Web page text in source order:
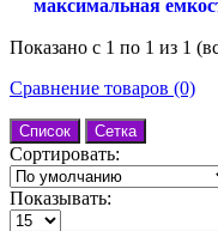
максимальная
Показано с 1 по 1 из 1
Сравнение товаров (0)
Список Сетка
Сортировать:
Показывать: